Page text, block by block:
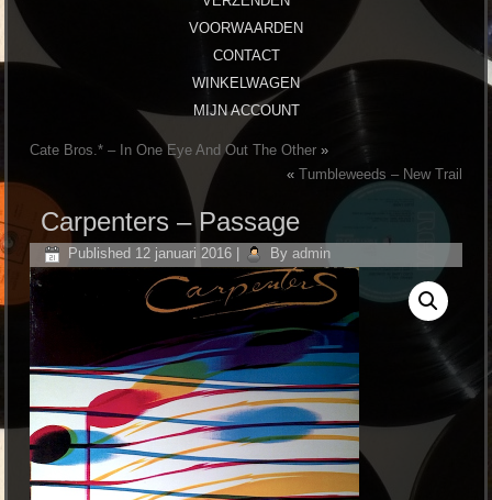
VOORWAARDEN
CONTACT
WINKELWAGEN
MIJN ACCOUNT
Cate Bros.* ‎– In One Eye And Out The Other »
« Tumbleweeds ‎– New Trail
Carpenters ‎– Passage
Published 12 januari 2016 By admin